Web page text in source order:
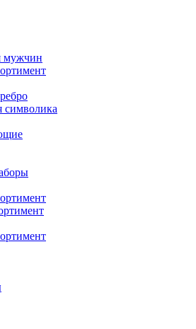
мужчин
символика